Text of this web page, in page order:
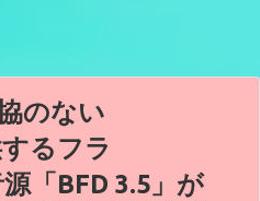
のない
るフラ
「BFD 3.5」が